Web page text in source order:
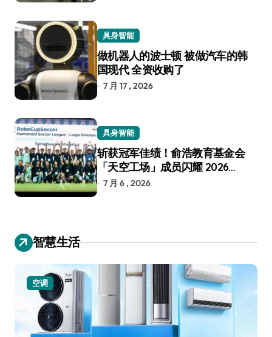
具身智能
做机器人的波士顿 被做汽车的韩
国现代 全资收购了
7 月 17 , 2026
具身智能
斩获冠军佳绩！俞浩教育基金会
「天空工场」成员闪耀 2026
RoboCup 机器人世界杯
7 月 6 , 2026
智慧生活
空调